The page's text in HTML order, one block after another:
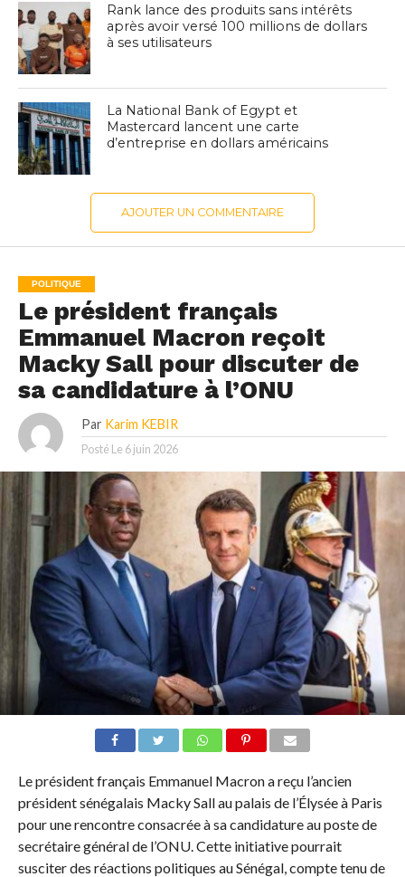
Rank lance des produits sans intérêts
après avoir versé 100 millions de dollars
à ses utilisateurs
La National Bank of Egypt et
Mastercard lancent une carte
d’entreprise en dollars américains
AJOUTER UN COMMENTAIRE
POLITIQUE
Le président français
Emmanuel Macron reçoit
Macky Sall pour discuter de
sa candidature à l’ONU
Par Karim KEBIR
Posté Le 6 juin 2026
Le président français Emmanuel Macron a reçu l’ancien
président sénégalais Macky Sall au palais de l’Élysée à Paris
pour une rencontre consacrée à sa candidature au poste de
secrétaire général de l’ONU. Cette initiative pourrait
susciter des réactions politiques au Sénégal, compte tenu de